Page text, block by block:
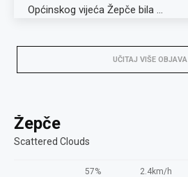
Općinskog vijeća Žepče bila …
UČITAJ VIŠE OBJAVA
Žepče
Scattered Clouds
57% 2.4km/h